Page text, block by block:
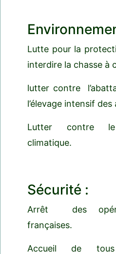
Lutte pour la
interdire la chasse à
lutter contre
l’élevage intensif des
Lutter contre le
climatique.
Sécurité :
Arrêt des
françaises.
Accueil de tous